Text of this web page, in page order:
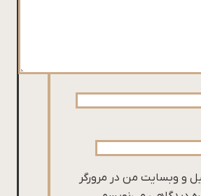
و وبسایت من در مرورگر